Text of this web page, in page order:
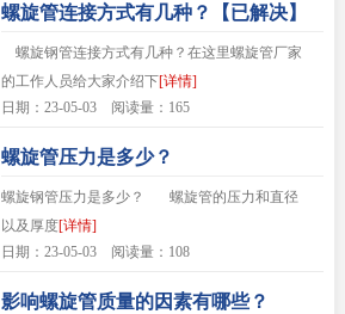
螺旋管连接方式有几种？【已解决】
螺旋钢管连接方式有几种？在这里螺旋管厂家
的工作人员给大家介绍下[详情]
日期：23-05-03 阅读量：165
螺旋管压力是多少？
螺旋钢管压力是多少？ 螺旋管的压力和直径
以及厚度[详情]
日期：23-05-03 阅读量：108
影响螺旋管质量的因素有哪些？